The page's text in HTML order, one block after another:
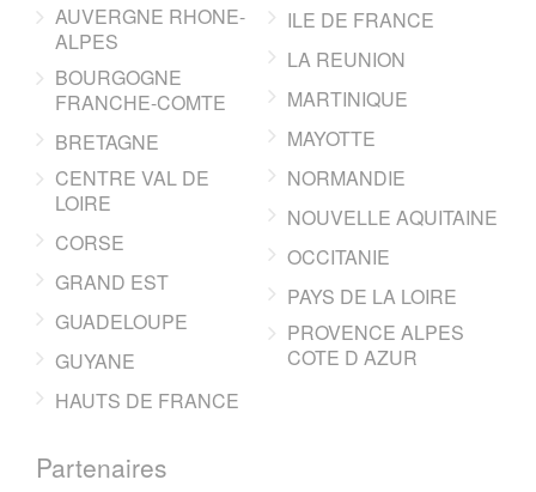
AUVERGNE RHONE-
ALPES
BOURGOGNE
FRANCHE-COMTE
BRETAGNE
CENTRE VAL DE
LOIRE
CORSE
GRAND EST
GUADELOUPE
GUYANE
HAUTS DE FRANCE
ILE DE FRANCE
LA REUNION
MARTINIQUE
MAYOTTE
NORMANDIE
NOUVELLE AQUITAINE
OCCITANIE
PAYS DE LA LOIRE
PROVENCE ALPES
COTE D AZUR
Partenaires